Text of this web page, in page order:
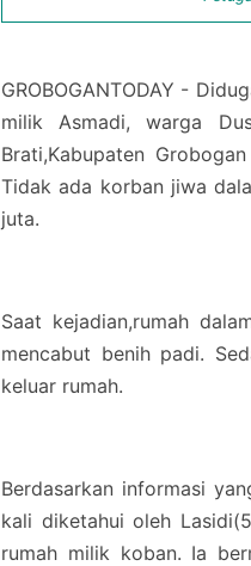
GROBOGANTODAY -
milik Asmadi, warga
Brati,Kabupaten
Tidak ada korban jiwa
juta.
Saat kejadian,rumah
mencabut benih padi.
keluar rumah.
Berdasarkan informasi
kali diketahui oleh
rumah milik koban. Ia